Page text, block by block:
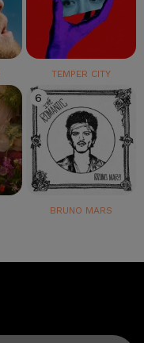
TEMPER CITY
6
BRUNO MARS